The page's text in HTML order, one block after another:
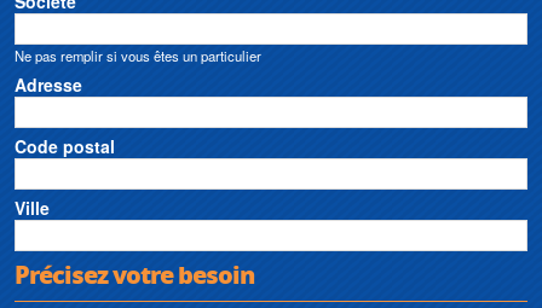
Ne pas remplir si vous êtes un particulier
Adresse
Code postal
Ville
Précisez votre besoin